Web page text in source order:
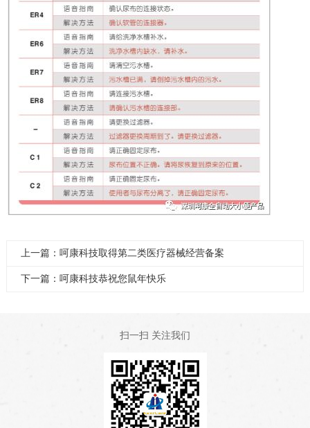
上一篇：呵康科技取得第二类医疗器械经营备案
下一篇：呵康科技恭祝您鼠年快乐
扫一扫 关注我们